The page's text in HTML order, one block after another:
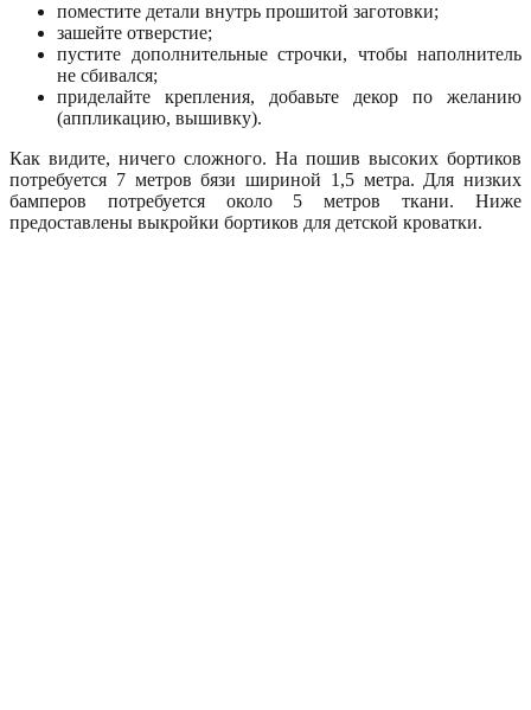
поместите детали внутрь прошитой заготовки;
зашейте отверстие;
пустите дополнительные строчки, чтобы наполнитель
не сбивался;
приделайте крепления, добавьте декор по желанию
(аппликацию, вышивку).
Как видите, ничего сложного. На пошив высоких бортиков
потребуется 7 метров бязи шириной 1,5 метра. Для низких
бамперов потребуется около 5 метров ткани. Ниже
предоставлены выкройки бортиков для детской кроватки.